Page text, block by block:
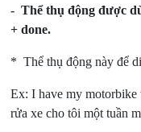
- Thể thụ động được
+ done.
* Thể thụ động này để
Ex: I have my motorbike
rửa xe cho tôi một tuần